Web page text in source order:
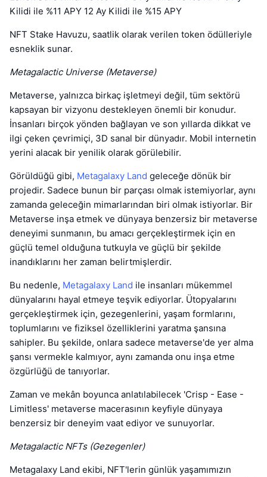
Kilidi ile %11 APY 12 Ay Kilidi ile %15 APY
NFT Stake Havuzu, saatlik olarak verilen token ödülleriyle
esneklik sunar.
Metagalactic Universe (Metaverse)
Metaverse, yalnızca birkaç işletmeyi değil, tüm sektörü
kapsayan bir vizyonu destekleyen önemli bir konudur.
İnsanları birçok yönden bağlayan ve son yıllarda dikkat ve
ilgi çeken çevrimiçi, 3D sanal bir dünyadır. Mobil internetin
yerini alacak bir yenilik olarak görülebilir.
Görüldüğü gibi, Metagalaxy Land geleceğe dönük bir
projedir. Sadece bunun bir parçası olmak istemiyorlar, aynı
zamanda geleceğin mimarlarından biri olmak istiyorlar. Bir
Metaverse inşa etmek ve dünyaya benzersiz bir metaverse
deneyimi sunmanın, bu amacı gerçekleştirmek için en
güçlü temel olduğuna tutkuyla ve güçlü bir şekilde
inandıklarını her zaman belirtmişlerdir.
Bu nedenle, Metagalaxy Land ile insanları mükemmel
dünyalarını hayal etmeye teşvik ediyorlar. Ütopyalarını
gerçekleştirmek için, gezegenlerini, yaşam formlarını,
toplumlarını ve fiziksel özelliklerini yaratma şansına
sahipler. Bu şekilde, onlara sadece metaverse'de yer alma
şansı vermekle kalmıyor, aynı zamanda onu inşa etme
özgürlüğü de tanıyorlar.
Zaman ve mekân boyunca anlatılabilecek 'Crisp - Ease -
Limitless' metaverse macerasının keyfiyle dünyaya
benzersiz bir deneyim vaat ediyor ve sunuyorlar.
Metagalactic NFTs (Gezegenler)
Metagalaxy Land ekibi, NFT'lerin günlük yaşamımızın